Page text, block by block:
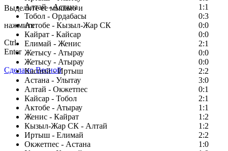
Алтай - Астана
1:1
Тобол - Ордабасы
0:3
Актобе - Кызыл-Жар СК
0:0
Кайрат - Кайсар
0:0
Елимай - Женис
2:1
Жетысу - Атырау
0:0
Жетысу - Атырау
0:0
Каспий - Иртыш
2:2
Астана - Улытау
3:0
Алтай - Окжетпес
0:1
Кайсар - Тобол
2:1
Актобе - Атырау
1:1
Женис - Кайрат
1:2
Кызыл-Жар СК - Алтай
1:2
Иртыш - Елимай
2:2
Окжетпес - Астана
1:0
Выделите ее мышью и
нажмите
Ctrl
Enter
Сделано Весной